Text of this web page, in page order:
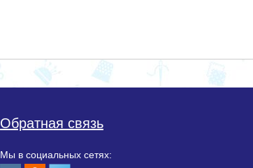
Обратная связь
Мы в социальных сетях: